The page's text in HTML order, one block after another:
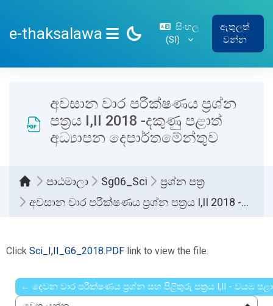
e-thaksalawa
SIDE PANEL
සිංහල
‎(SI)‎
ඇතුලත්
වන්න
අවසාන වාර පරීක්ෂණය ප්‍රශ්න
පත්‍රය I,II 2018 -දකුණු පළාත්
අධ්‍යාපන දෙපාර්තමේන්තුව
පාඨමාලා Sg06_Sci
ප්‍රශ්න පත්‍ර
අවසාන වාර පරීක්ෂණය ප්‍රශ්න පත්‍රය I,II 2018 -දකුණු පළාත් අධ්‍යාපන දෙපාර්තමේන්තුව
Click Sci_I,II_G6_2018.PDF link to view the file.
← දෙවන වාර පරීක්ෂණය ප්‍රශ්න සහ පිළිතුරු පත්‍රය I,II - වයඹ